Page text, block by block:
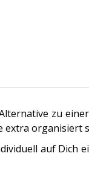
zu
extra organisiert
auf Dich